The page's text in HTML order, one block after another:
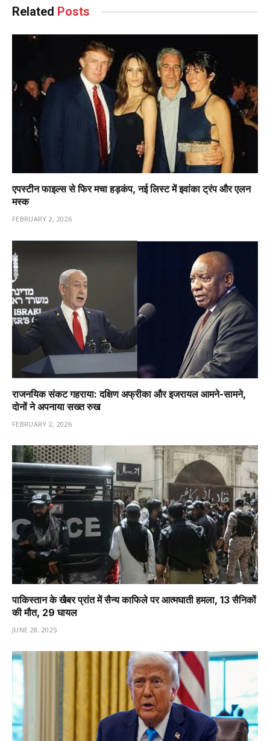
Related Posts
एपस्टीन फाइल्स से फिर मचा हड़कंप, नई लिस्ट में इवांका ट्रंप और एलन
मस्क
FEBRUARY 2, 2026
राजनयिक संकट गहराया: दक्षिण अफ्रीका और इजरायल आमने-सामने,
दोनों ने अपनाया सख्त रुख
FEBRUARY 2, 2026
पाकिस्तान के खैबर प्रांत में सैन्य काफिले पर आत्मघाती हमला, 13 सैनिकों
की मौत, 29 घायल
JUNE 28, 2025